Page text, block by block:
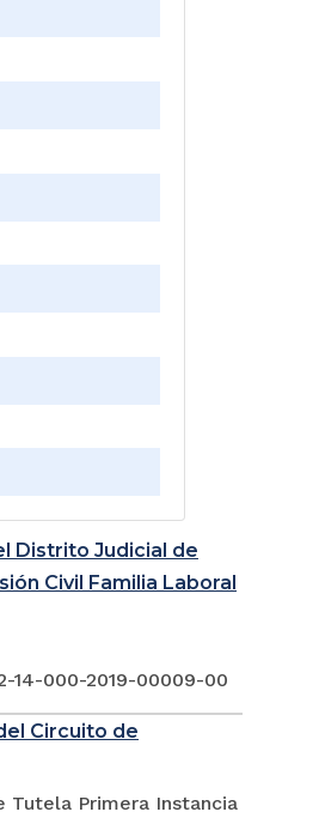
Distrito Judicial de
Civil Familia Laboral
14-000-2019-00009-00
Circuito de
Tutela Primera Instancia